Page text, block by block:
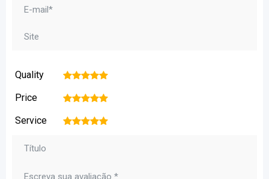
Quality 5
4
3
2
Price 5
4
3
2
Service 5
4
3
2